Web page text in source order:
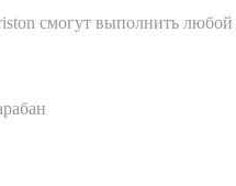
смогут выполнить